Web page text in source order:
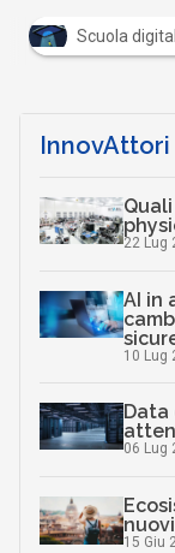
Scuola
InnovAttori
22 Lug
AI in
10 Lug
Data
06 Lug
15 Giu